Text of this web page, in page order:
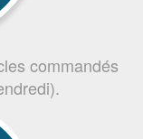
commandés